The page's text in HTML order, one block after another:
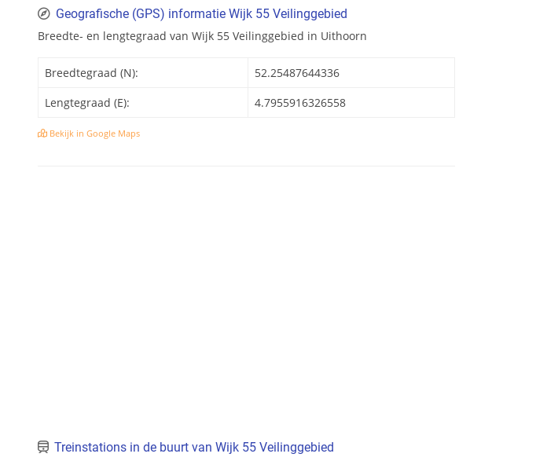
Geografische (GPS) informatie Wijk 55 Veilinggebied
Breedte- en lengtegraad van Wijk 55 Veilinggebied in Uithoorn
Breedtegraad (N):
52.25487644336
Lengtegraad (E):
4.7955916326558
Bekijk in Google Maps
Treinstations in de buurt van Wijk 55 Veilinggebied